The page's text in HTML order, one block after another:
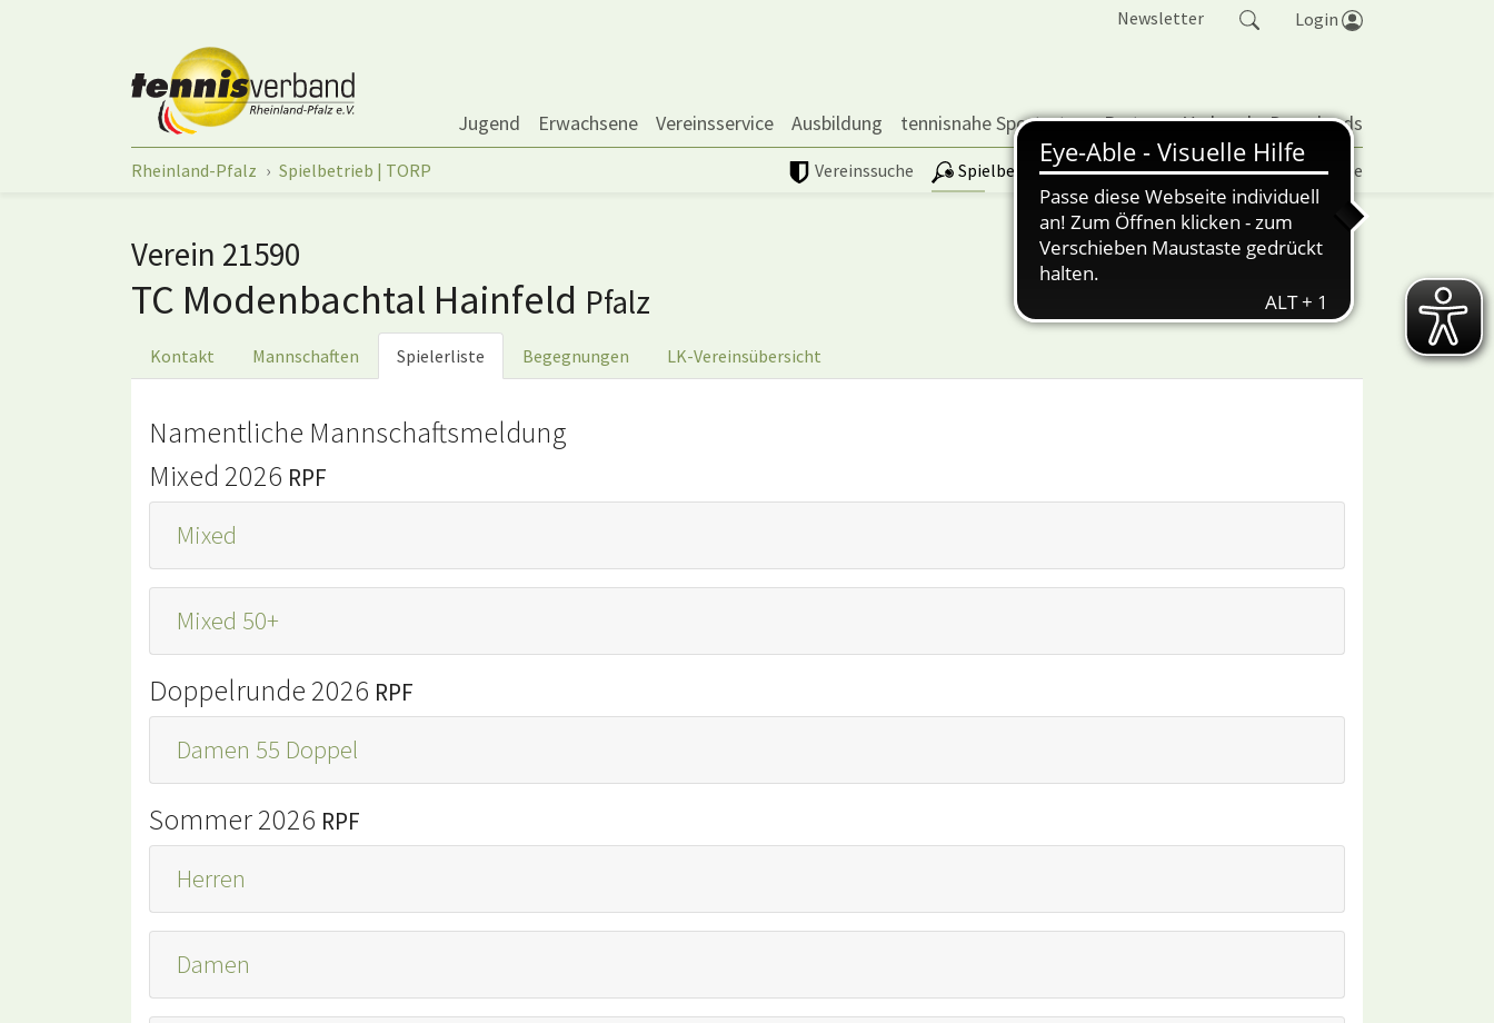
Newsletter Login
Jugend Erwachsene Vereinsservice Ausbildung tennisnahe Sportarten Partner Verband Downloads
Vereinssuche Spielbetrieb | TORP Vereinspokal Turniere
Sie sind hier:
Rheinland-Pfalz Spielbetrieb | TORP
Verein 21590
TC Modenbachtal Hainfeld Pfalz
Kontakt Mannschaften Spielerliste Begegnungen LK-Vereinsübersicht
Namentliche Mannschaftsmeldung
Mixed 2026 RPF
Mixed
Mixed 50+
Doppelrunde 2026 RPF
Damen 55 Doppel
Sommer 2026 RPF
Herren
Damen